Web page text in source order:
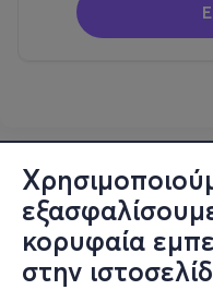
κορυφαία
στην